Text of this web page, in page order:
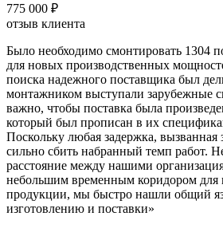
775 000 ₽
отзыв клиента
Было необходимо смонтировать 1304
для новых производственных
поиска надежного поставщика был
монтажником выступали зарубежные
важно, чтобы поставка была
который был прописан в их
Поскольку любая задержка, вызванная
сильно сбить набранный темп работ.
расстояние между нашими
небольшим временным коридором для
продукции, мы быстро нашли общий
изготовлению и поставки»